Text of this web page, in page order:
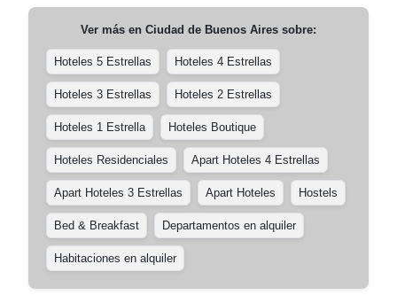
Ver más en Ciudad de Buenos Aires sobre:
Hoteles 5 Estrellas Hoteles 4 Estrellas
Hoteles 3 Estrellas Hoteles 2 Estrellas
Hoteles 1 Estrella Hoteles Boutique
Hoteles Residenciales Apart Hoteles 4 Estrellas
Apart Hoteles 3 Estrellas Apart Hoteles Hostels
Bed & Breakfast Departamentos en alquiler
Habitaciones en alquiler